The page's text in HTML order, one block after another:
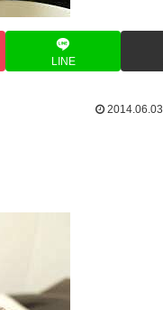
LINE
2014.06.03